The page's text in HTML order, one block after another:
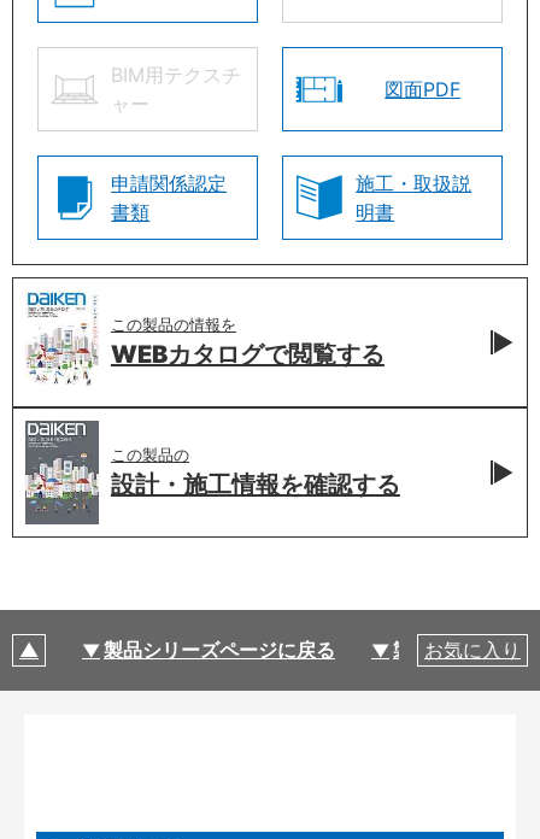
BIM用テクスチ
ャー
図面PDF
申請関係認定
書類
施工・取扱説
明書
この製品の情報を
WEBカタログで閲覧する
この製品の
設計・施工情報を確認する
製品シリーズページに戻る 製品仕様
お気に入り